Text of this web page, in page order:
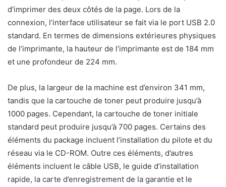
d’imprimer des deux côtés de la page. Lors de la
connexion, l’interface utilisateur se fait via le port USB 2.0
standard. En termes de dimensions extérieures physiques
de l’imprimante, la hauteur de l’imprimante est de 184 mm
et une profondeur de 224 mm.
De plus, la largeur de la machine est d’environ 341 mm,
tandis que la cartouche de toner peut produire jusqu’à
1000 pages. Cependant, la cartouche de toner initiale
standard peut produire jusqu’à 700 pages. Certains des
éléments du package incluent l’installation du pilote et du
réseau via le CD-ROM. Outre ces éléments, d’autres
éléments incluent le câble USB, le guide d’installation
rapide, la carte d’enregistrement de la garantie et le